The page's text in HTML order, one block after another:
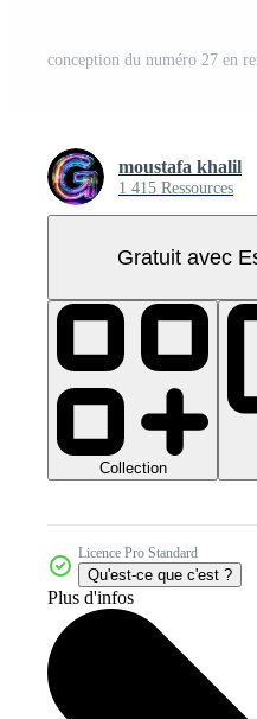
conception du numéro 27 en
moustafa khalil
1 415 Ressources
Gratuit avec
Collection
Licence Pro Standard
Qu'est-ce que c'est ?
Plus d'infos